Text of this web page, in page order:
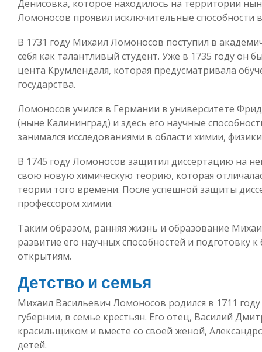
Денисовка, которое находилось на территории
Ломоносов проявил исключительные способности
В 1731 году Михаил Ломоносов поступил в
себя как талантливый студент. Уже в 1735 году он
цента Крумлендаля, которая предусматривала
государства.
Ломоносов учился в Германии в университете
(ныне Калининград) и здесь его научные
занимался исследованиями в области химии,
В 1745 году Ломоносов защитил диссертацию на
свою новую химическую теорию, которая
теории того времени. После успешной защиты
профессором химии.
Таким образом, ранняя жизнь и образование
развитие его научных способностей и подготовку
открытиям.
Детство и семья
Михаил Васильевич Ломоносов родился в 1711
губернии, в семье крестьян. Его отец, Василий
красильщиком и вместе со своей женой,
детей.